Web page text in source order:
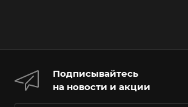
Подписывайтесь
на новости и акции